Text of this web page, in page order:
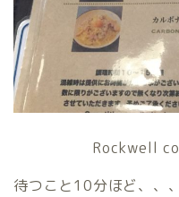
Rockwell
待つこと10分ほど、、、